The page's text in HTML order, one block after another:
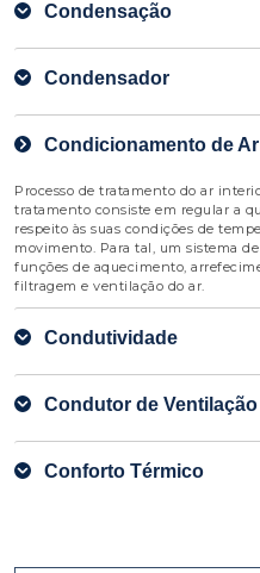
Condensação
Condensador
Condicionamento de Ar
Processo de tratamento do ar
tratamento consiste em regular a
respeito às suas condições de
movimento. Para tal, um sistema
funções de aquecimento,
filtragem e ventilação do ar.
Condutividade
Condutor de Ventilação
Conforto Térmico